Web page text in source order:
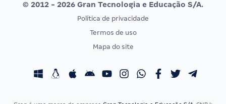
Vunesp
CONCURSOS POR PROFISSÃO
Concursos Fiscais
EXAME DE ORDEM
Calendário OAB
© 2012 - 2026 Gran Tecnologia e Educação S/A.
Política de privacidade
Termos de uso
Mapa do site